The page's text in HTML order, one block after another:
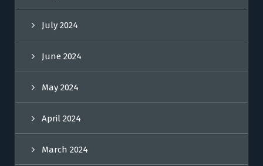
July 2024
June 2024
May 2024
April 2024
March 2024